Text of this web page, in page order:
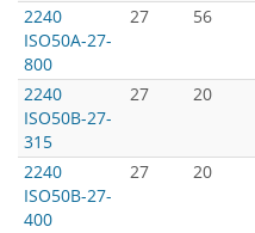
2240
ISO50A-27-
800
27 56
2240
ISO50B-27-
315
27 20
2240
ISO50B-27-
400
27 20